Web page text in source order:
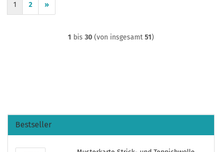
1 2 »
1 bis 30 (von insgesamt 51)
Bestseller